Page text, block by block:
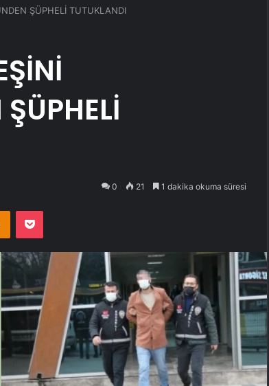
ŞÜPHELİ TUTUKLANDI
0 21 1 dakika okuma süresi
Odnoklassniki
Pocket